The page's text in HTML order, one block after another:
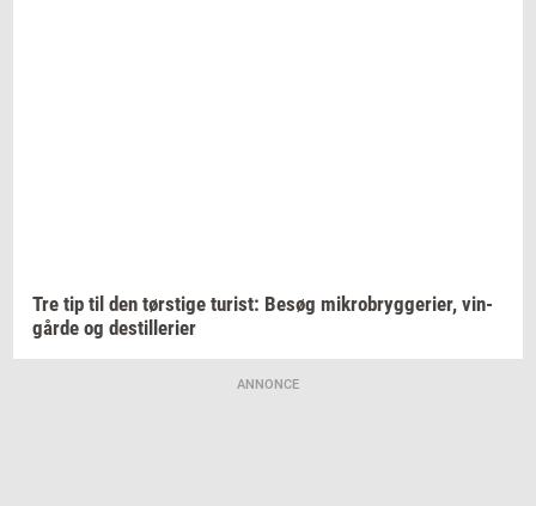
Tre tip til den tørsti­ge turist: Besøg mi­kro­bryg­ge­ri­er, vin­
går­de og destil­le­ri­er
ANNONCE